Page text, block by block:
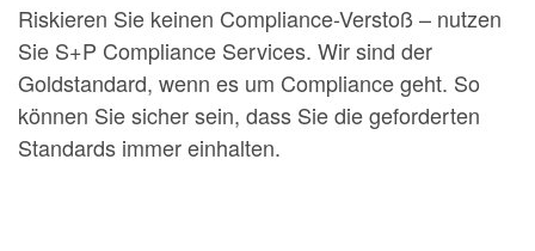
Riskieren Sie keinen Compliance-Verstoß – nutzen
Sie S+P Compliance Services. Wir sind der
Goldstandard, wenn es um Compliance geht. So
können Sie sicher sein, dass Sie die geforderten
Standards immer einhalten.